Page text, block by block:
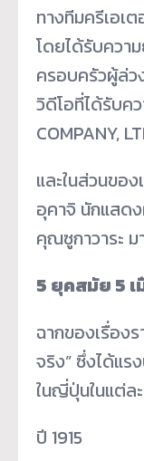
ทางทีมครีเอเ
โดยได้รับควา
ครอบครัวผู้ล่ว
วิดีโอที่ได้รับค
COMPANY,
และในส่วนขอ
อุคาจิ นักแสด
คุณซูกาวาระ ม
5 ยุคสมัย 5 เ
ฉากของเรื่อง
จริง” ซึ่งได้แร
ในญี่ปุ่นในแต่ล
ปี 1915